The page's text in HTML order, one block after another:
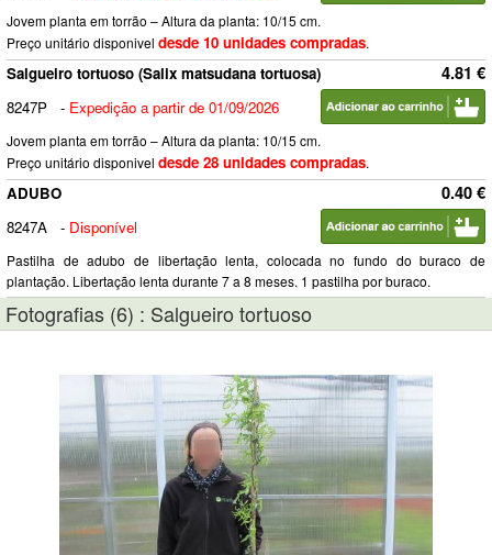
Jovem planta em torrão – Altura da planta: 10/15 cm.
Preço unitário disponivel desde 10 unidades compradas.
4.81 €
Salgueiro tortuoso (Salix matsudana tortuosa)
8247P
- Expedição a partir de 01/09/2026
Jovem planta em torrão – Altura da planta: 10/15 cm.
Preço unitário disponivel desde 28 unidades compradas.
0.40 €
ADUBO
8247A
- Disponível
Pastilha de adubo de libertação lenta, colocada no fundo do buraco de
plantação. Libertação lenta durante 7 a 8 meses. 1 pastilha por buraco.
Fotografias (6) : Salgueiro tortuoso